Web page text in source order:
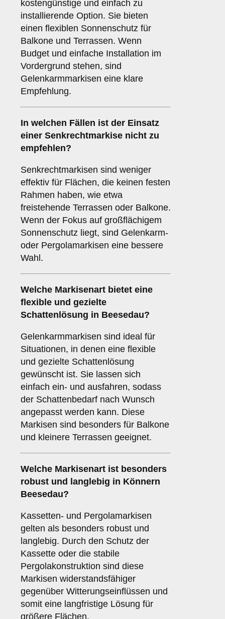
kostengünstige und einfach zu
installierende Option. Sie bieten
einen flexiblen Sonnenschutz für
Balkone und Terrassen. Wenn
Budget und einfache Installation im
Vordergrund stehen, sind
Gelenkarmmarkisen eine klare
Empfehlung.
In welchen Fällen ist der Einsatz
einer Senkrechtmarkise nicht zu
empfehlen?
Senkrechtmarkisen sind weniger
effektiv für Flächen, die keinen festen
Rahmen haben, wie etwa
freistehende Terrassen oder Balkone.
Wenn der Fokus auf großflächigem
Sonnenschutz liegt, sind Gelenkarm-
oder Pergolamarkisen eine bessere
Wahl.
Welche Markisenart bietet eine
flexible und gezielte
Schattenlösung in Beesedau?
Gelenkarmmarkisen sind ideal für
Situationen, in denen eine flexible
und gezielte Schattenlösung
gewünscht ist. Sie lassen sich
einfach ein- und ausfahren, sodass
der Schattenbedarf nach Wunsch
angepasst werden kann. Diese
Markisen sind besonders für Balkone
und kleinere Terrassen geeignet.
Welche Markisenart ist besonders
robust und langlebig in Könnern
Beesedau?
Kassetten- und Pergolamarkisen
gelten als besonders robust und
langlebig. Durch den Schutz der
Kassette oder die stabile
Pergolakonstruktion sind diese
Markisen widerstandsfähiger
gegenüber Witterungseinflüssen und
somit eine langfristige Lösung für
größere Flächen.